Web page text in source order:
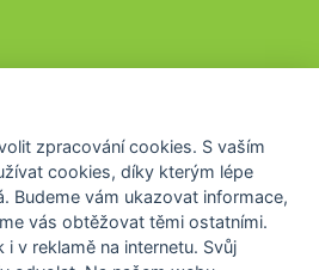
zpracování cookies. S vaším
cookies, díky kterým lépe
. Budeme vám ukazovat informace,
vás obtěžovat těmi ostatními.
v reklamě na internetu. Svůj